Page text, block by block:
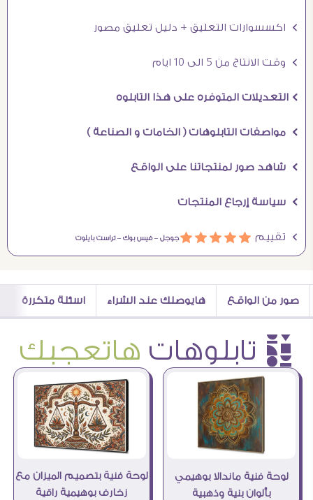
Ö اكسسوارات التعليق + دليل تعليق مصور
Ö وقت الانتاج من 5 الى 10 ايام
Ö التعديلات المتوفره على هذا التابلوه
Ö مواصفات التابلوهات ( الخامات و الصناعة )
Ö شاهد صور لمنتجاتنا على الواقع
Ö سياسة إرجاع المنتجات
Ö تقييم áááááجوجل –فيس بوك –تراست بايلوت
صور من الواقع هايوصلك عند الشراء اسئلة متكررة
è تابلوهات هاتعجبك
لوحة فنية ماندالا بوهيمي
بألوان بنية وذهبية
لوحة فنية بتصميم الميزان مع
زخارف بوهيمية راقية